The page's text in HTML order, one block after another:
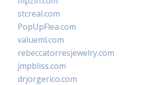
stcreal.com
PopUpFlea.com
valueml.com
rebeccatorresjewelry.com
jmpbliss.com
drjorgerico.com